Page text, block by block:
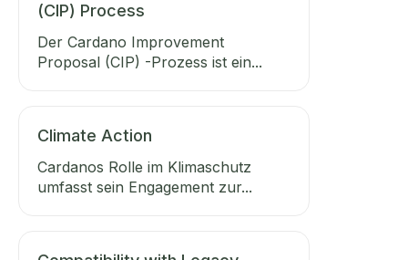
(CIP) Process
Der Cardano Improvement
Proposal (CIP) -Prozess ist ein...
Climate Action
Cardanos Rolle im Klimaschutz
umfasst sein Engagement zur...